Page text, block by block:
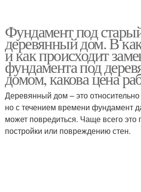
Фундамент на винтовые
сваи
Фундамент под
деревянный дом. В
и как происходит
фундамента под
домом, какова цена
Деревянный дом – это относительно
но с течением времени фундамент
может повредиться. Чаще всего это
постройки или повреждению стен.